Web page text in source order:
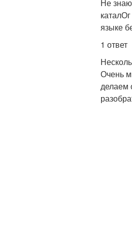
Не
языке
1 ответ
Очень
делаем